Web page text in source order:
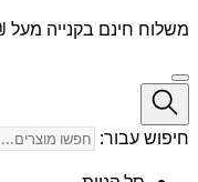
משלוח חינם בקנייה מעל 349₪
חיפוש עבור: